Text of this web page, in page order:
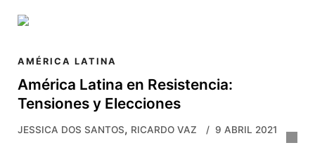
América Latina en Resistencia:
Tensiones y Elecciones
JESSICA DOS SANTOS, RICARDO VAZ 9 ABRIL 2021
AMÉRICA LATINA